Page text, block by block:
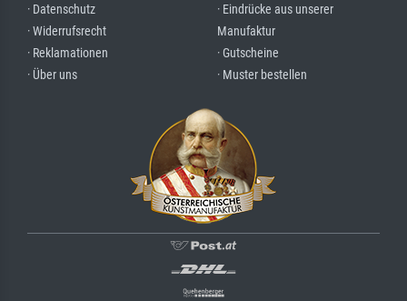
· Datenschutz
· Widerrufsrecht
· Reklamationen
· Über uns
· Eindrücke aus unserer
Manufaktur
· Gutscheine
· Muster bestellen